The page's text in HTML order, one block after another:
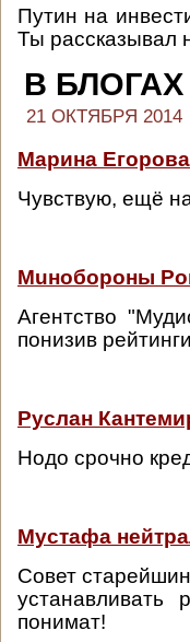
Путин на
Ты рассказывал
В БЛОГАХ
21 ОКТЯБРЯ 2014
Марина Егорова
Чувствую, ещё
Muнобороны
Агентство
понизив
Руслан
Нодо срочно
Мустафа
Совет
понимат!